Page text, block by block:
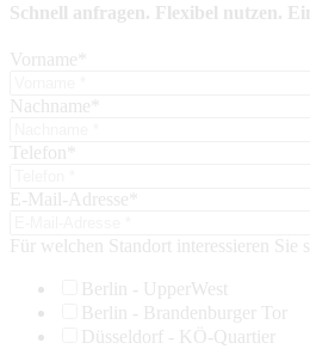
Schnell anfragen. Flexibel nutzen.
Vorname
Nachname
Telefon
E-Mail-Adresse
Für welchen Standort interessieren Sie
Berlin - UpperWest
Berlin - Brandenburger Tor
Düsseldorf - KÖ-Quartier